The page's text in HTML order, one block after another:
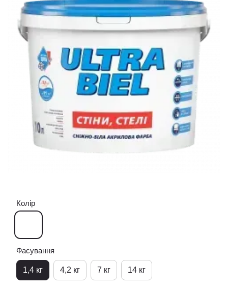
Колір
Фасування
1,4 кг 4,2 кг 7 кг 14 кг